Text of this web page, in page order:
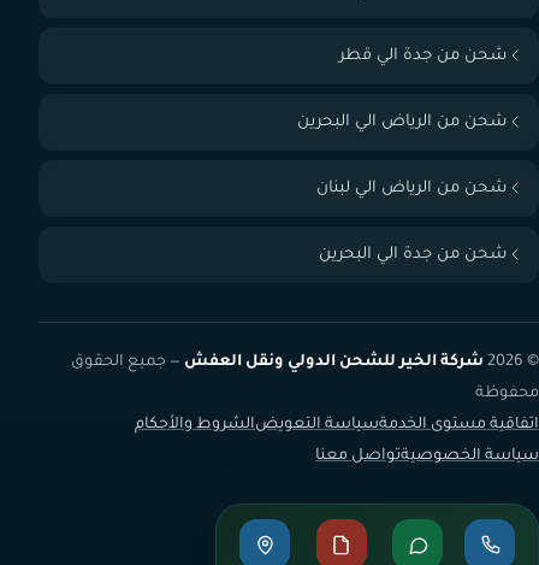
شحن من جدة الي قطر
شحن من الرياض الي البحرين
شحن من الرياض الي لبنان
شحن من جدة الي البحرين
© 2026 شركة الخير للشحن الدولي ونقل العفش — جميع الحقوق
محفوظة
اتفاقية مستوى الخدمةسياسة التعويضالشروط والأحكام
سياسة الخصوصيةتواصل معنا